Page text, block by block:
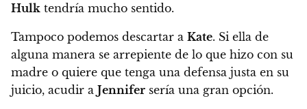
Hulk tendría mucho sentido.
Tampoco podemos descartar a Kate. Si ella de
alguna manera se arrepiente de lo que hizo con su
madre o quiere que tenga una defensa justa en su
juicio, acudir a Jennifer sería una gran opción.